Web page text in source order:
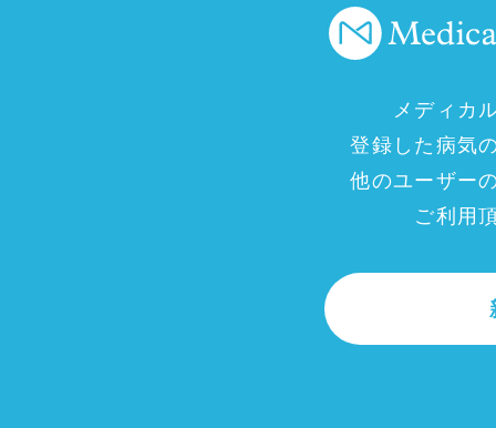
メディカ
登録した病気
他のユーザー
ご利用